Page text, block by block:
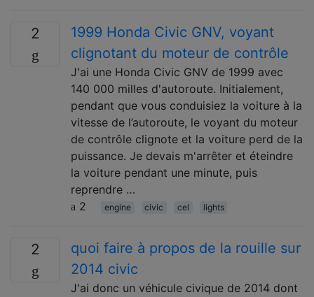
2
1999 Honda Civic GNV, voyant
clignotant du moteur de contrôle
J'ai une Honda Civic GNV de 1999 avec
140 000 milles d'autoroute. Initialement,
pendant que vous conduisiez la voiture à la
vitesse de l’autoroute, le voyant du moteur
de contrôle clignote et la voiture perd de la
puissance. Je devais m'arrêter et éteindre
la voiture pendant une minute, puis
reprendre …
2
engine civic cel lights
2
quoi faire à propos de la rouille sur
2014 civic
J'ai donc un véhicule civique de 2014 dont